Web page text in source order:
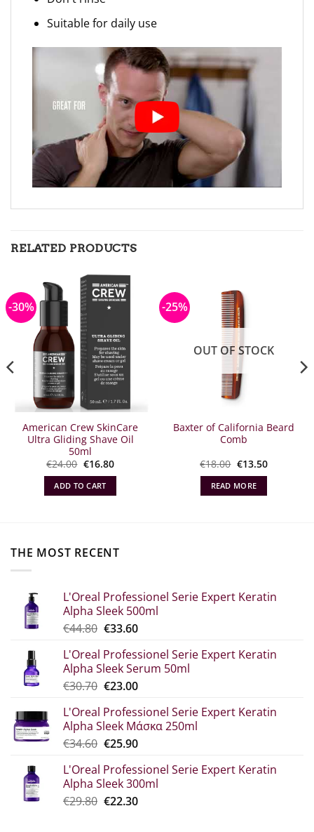
Suitable for daily use
RELATED PRODUCTS
-30%
American Crew SkinCare
Ultra Gliding Shave Oil
50ml
€24.00 Original
price
what:
€24.00.
€16.80The
€16.80.
ADD TO CART
-25%
OUT OF STOCK
Baxter of California Beard
Comb
€18.00 Original
price
what:
€18.00.
€13.50The
€13.50.
READ MORE
THE MOST RECENT
L'Oreal Professionel Serie Expert Keratin
Alpha Sleek 500ml
€44.80 Original
was:
€44.80.
€33.60The
price
is:
€33.60.
L'Oreal Professionel Serie Expert Keratin
Alpha Sleek Serum 50ml
€30.70 Original
was:
€30.70.
€23.00Η
τιμή
είναι:
€23.00.
L'Oreal Professionel Serie Expert Keratin
Alpha Sleek Μάσκα 250ml
€34.60 Original
which
was:
€34.60.
€25.90The
price
is:
€25.90.
L'Oreal Professionel Serie Expert Keratin
Alpha Sleek 300ml
€29.80 Original
€22.30Η